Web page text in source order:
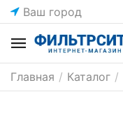
Ваш город
Главная / Каталог /